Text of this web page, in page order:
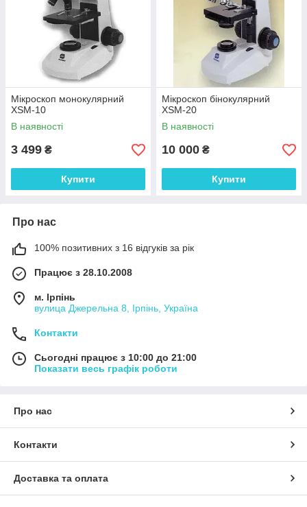
Мікроскоп монокулярний
XSM-10
В наявності
3 499 ₴
Купити
Мікроскоп бінокулярний
XSM-20
В наявності
10 000 ₴
Купити
Про нас
100% позитивних з 16 відгуків за рік
Працює з 28.10.2008
м. Ірпінь
вулица Джерельна 8, Ірпінь, Україна
Контакти
Сьогодні працює з 10:00 до 21:00
Показати весь графік роботи
Про нас
Контакти
Доставка та оплата